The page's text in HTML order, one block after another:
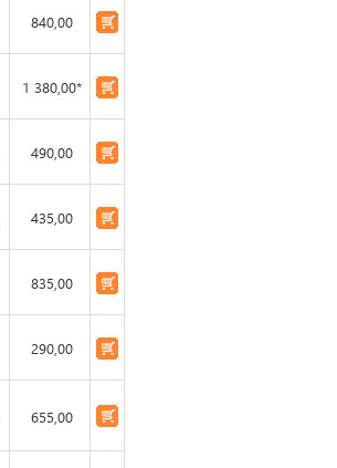
840,00
1 380,00*
490,00
435,00
835,00
290,00
655,00